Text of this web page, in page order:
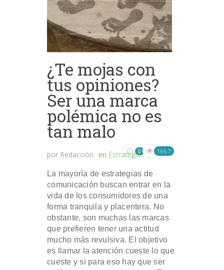
¿Te mojas con
tus opiniones?
Ser una marca
polémica no es
tan malo
por Redacción en Estrategias
0 1667
La mayoría de estrategias de
comunicación buscan entrar en la
vida de los consumidores de una
forma tranquila y placentera. No
obstante, son muchas las marcas
que prefieren tener una actitud
mucho más revulsiva. El objetivo
es llamar la atención cueste lo que
cueste y si para eso hay que ser